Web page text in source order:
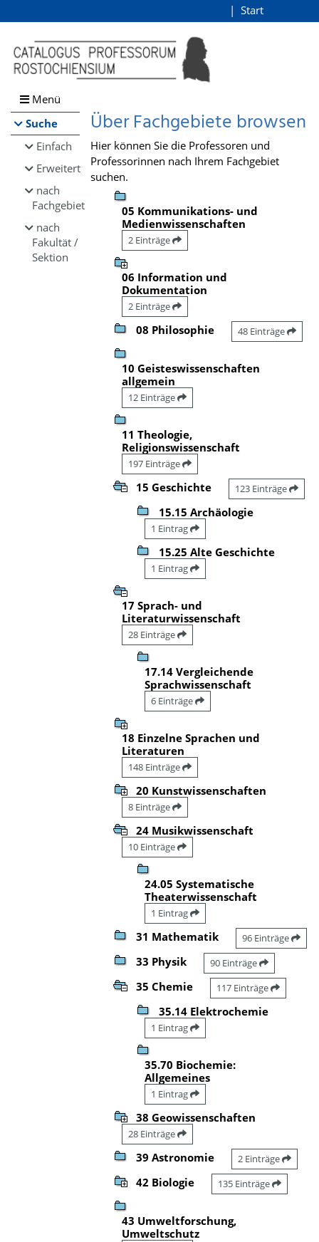
Browsen
direkt zum Inhalt
Start
Menü
Suche
Einfach
Erweitert
nach
Fachgebiet
nach
Fakultät /
Sektion
Über Fachgebiete browsen
Hier können Sie die Professoren und
Professorinnen nach Ihrem Fachgebiet
suchen.
05 Kommunikations- und
Medienwissenschaften
2 Einträge
06 Information und
Dokumentation
2 Einträge
08 Philosophie 48 Einträge
10 Geisteswissenschaften
allgemein
12 Einträge
11 Theologie,
Religionswissenschaft
197 Einträge
15 Geschichte 123 Einträge
15.15 Archäologie
1 Eintrag
15.25 Alte Geschichte
1 Eintrag
17 Sprach- und
Literaturwissenschaft
28 Einträge
17.14 Vergleichende
Sprachwissenschaft
6 Einträge
18 Einzelne Sprachen und
Literaturen
148 Einträge
20 Kunstwissenschaften
8 Einträge
24 Musikwissenschaft
10 Einträge
24.05 Systematische
Theaterwissenschaft
1 Eintrag
31 Mathematik 96 Einträge
33 Physik 90 Einträge
35 Chemie 117 Einträge
35.14 Elektrochemie
1 Eintrag
35.70 Biochemie:
Allgemeines
1 Eintrag
38 Geowissenschaften
28 Einträge
39 Astronomie 2 Einträge
42 Biologie 135 Einträge
43 Umweltforschung,
Umweltschutz